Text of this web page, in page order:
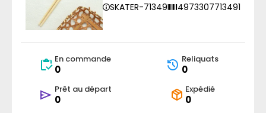
SKATER-71349
4973307713491
En commande
0
Reliquats
0
Prêt au départ
0
Expédié
0